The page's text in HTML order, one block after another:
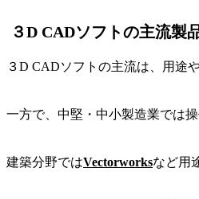
３D CADソフトの主流製
３D CADソフトの主流は、用途
一方で、中堅・中小製造業では
建築分野ではVectorworksなど用